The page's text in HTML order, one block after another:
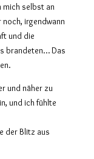
mich selbst an
irgendwann
und die
brandeten… Das
und näher zu
und ich fühlte
der Blitz aus